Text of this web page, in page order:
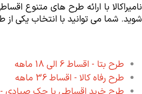
نامیراکالا با ارائه طرح های متنوع
شوید. شما می توانید با انتخاب یکی
طرح بتا - اقساط 6 الی 18 ماهه
طرح رفاه کالا - اقساط 36 ماهه